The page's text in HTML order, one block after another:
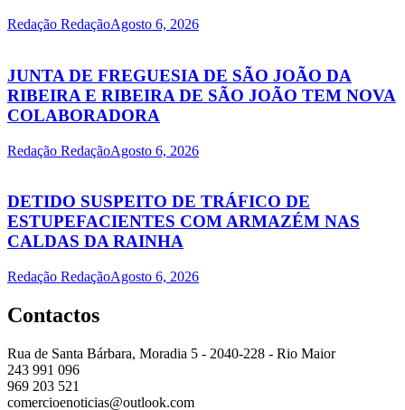
Redação RedaçãoAgosto 6, 2026
JUNTA DE FREGUESIA DE SÃO JOÃO DA
RIBEIRA E RIBEIRA DE SÃO JOÃO TEM NOVA
COLABORADORA
Redação RedaçãoAgosto 6, 2026
DETIDO SUSPEITO DE TRÁFICO DE
ESTUPEFACIENTES COM ARMAZÉM NAS
CALDAS DA RAINHA
Redação RedaçãoAgosto 6, 2026
Contactos
Rua de Santa Bárbara, Moradia 5 - 2040-228 - Rio Maior
243 991 096
969 203 521
comercioenoticias@outlook.com